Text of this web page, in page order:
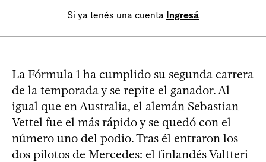
Si ya tenés una cuenta Ingresá
La Fórmula 1 ha cumplido su segunda carrera
de la temporada y se repite el ganador. Al
igual que en Australia, el alemán Sebastian
Vettel fue el más rápido y se quedó con el
número uno del podio. Tras él entraron los
dos pilotos de Mercedes: el finlandés Valtteri